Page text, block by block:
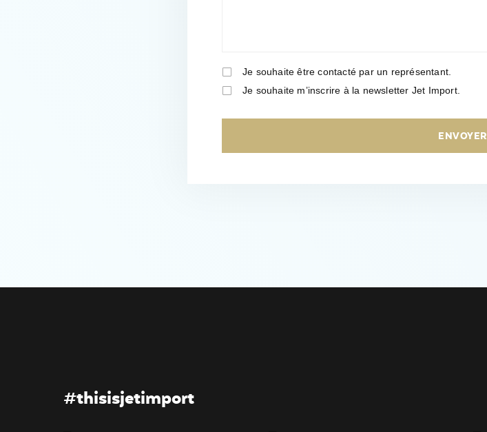
Je souhaite être contacté par un représentant.
Je souhaite m’inscrire à la newsletter Jet Import.
ENVOYER
#thisisjetimport